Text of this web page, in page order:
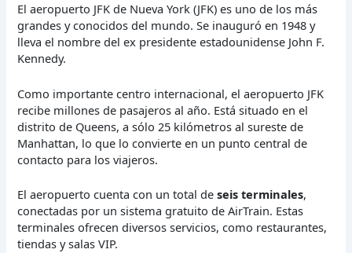
El aeropuerto JFK de Nueva York (JFK) es uno de los más
grandes y conocidos del mundo. Se inauguró en 1948 y
lleva el nombre del ex presidente estadounidense John F.
Kennedy.
Como importante centro internacional, el aeropuerto JFK
recibe millones de pasajeros al año. Está situado en el
distrito de Queens, a sólo 25 kilómetros al sureste de
Manhattan, lo que lo convierte en un punto central de
contacto para los viajeros.
El aeropuerto cuenta con un total deseis terminales,
conectadas por un sistema gratuito de AirTrain. Estas
terminales ofrecen diversos servicios, como restaurantes,
tiendas y salas VIP.